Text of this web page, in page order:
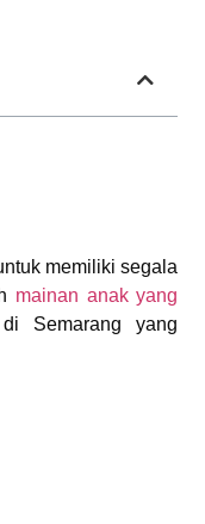
memiliki segala
mainan anak yang
Semarang yang